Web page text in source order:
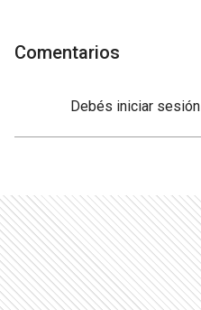
Comentarios
Debés iniciar sesión